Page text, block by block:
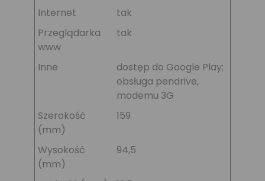
Internet
tak
Przeglądarka
www
tak
Inne
dostęp do Google Play;
obsługa pendrive,
modemu 3G
Szerokość
(mm)
159
Wysokość
(mm)
94,5